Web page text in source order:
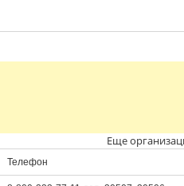
Еще
Телефон